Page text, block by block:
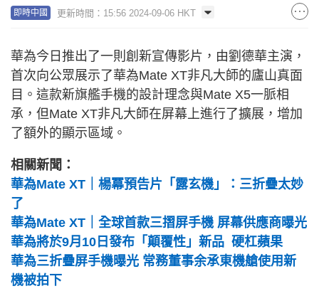
即時中國 更新時間：15:56 2024-09-06 HKT
華為今日推出了一則創新宣傳影片，由劉德華主演，
首次向公眾展示了華為Mate XT非凡大師的廬山真面
目。這款新旗艦手機的設計理念與Mate X5一脈相
承，但Mate XT非凡大師在屏幕上進行了擴展，增加
了額外的顯示區域。
相關新聞：
華為Mate XT｜楊冪預告片「露玄機」：三折疊太妙
了
華為Mate XT｜全球首款三摺屏手機 屏幕供應商曝光
華為將於9月10日發布「顛覆性」新品 硬杠蘋果
華為三折疊屏手機曝光 常務董事余承東機艙使用新
機被拍下